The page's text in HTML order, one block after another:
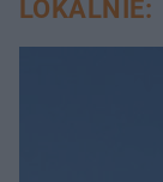
LOKALNIE: